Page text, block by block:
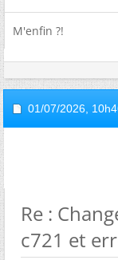
M'enfin ?!
01/07/2026,
Re :
c721 et